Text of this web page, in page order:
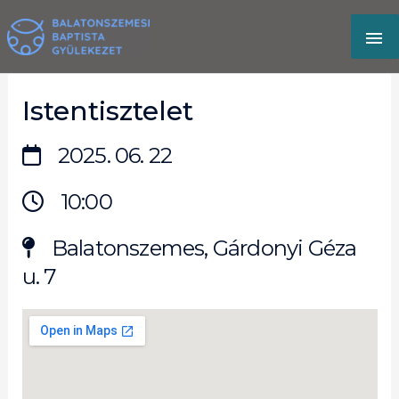
to
content
Istentisztelet
2025. 06. 22
10:00
Balatonszemes, Gárdonyi Géza
u. 7